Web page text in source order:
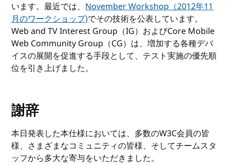
います。最近では、November Workshop（2012年11
月のワークショップ)でその技術を公表しています。
Web and TV Interest Group（IG）およびCore Mobile
Web Community Group（CG）は、増加する各種デバ
イスの展開を促進する手段として、テスト実施の優先順
位を引き上げました。
謝辞
本日発表した本仕様においては、多数のW3C会員の皆
様、さまざまなコミュニティの皆様、そしてチームスタ
ッフから多大な寄与をいただきました。